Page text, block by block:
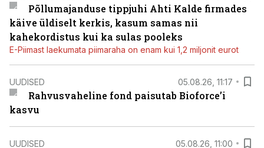
Põllumajanduse tippjuhi Ahti Kalde firmades
käive üldiselt kerkis, kasum samas nii
kahekordistus kui ka sulas pooleks
E-Piimast laekumata piimaraha on enam kui 1,2 miljonit eurot
UUDISED 05.08.26, 11:17
Rahvusvaheline fond paisutab Bioforce’i
kasvu
UUDISED 05.08.26, 11:00